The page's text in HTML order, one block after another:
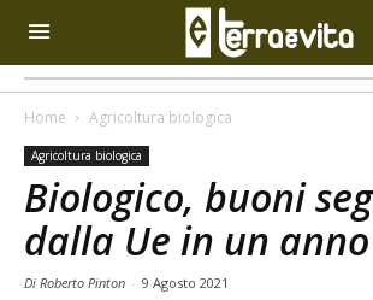
Home Agricoltura biologica
Agricoltura biologica
Biologico, buoni
dalla Ue in un
Di Roberto Pinton - 9 Agosto 2021